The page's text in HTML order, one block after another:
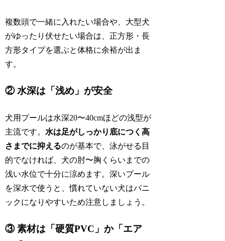
複数頭で一緒に入れたい場合や、大型犬
がゆったり伏せたい場合は、正方形・長
方形タイプを選ぶと体格に余裕が出ま
す。
② 水深は「浅め」が安全
犬用プールは水深20〜40cmほどの浅型が
主流です。 水は足がしっかり底につく高
さまでに抑えるのが基本で、泳がせる目
的でなければ、犬の肘〜胸くらいまでの
浅い水位で十分に涼めます。深いプール
を深水で使うと、慣れていない犬はパニ
ックになりやすいため注意しましょう。
③ 素材は「硬質PVC」か「エア